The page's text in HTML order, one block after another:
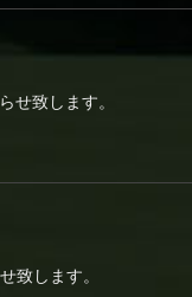
せ致します。
致します。